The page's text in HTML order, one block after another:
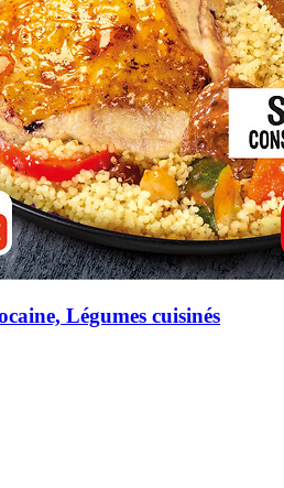
Légumes cuisinés